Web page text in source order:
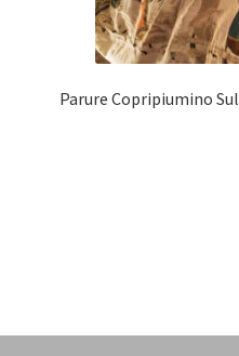
Parure Copripiumino